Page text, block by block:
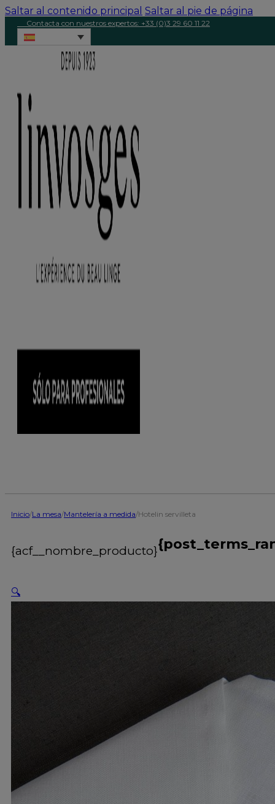
Saltar al contenido principal Saltar al pie de página
Contacta con nuestros expertos: +33 (0)3 29 60 11 22
Inicio/La mesa/Mantelería a medida/Hotelin servilleta
{acf__nombre_producto}
🔍